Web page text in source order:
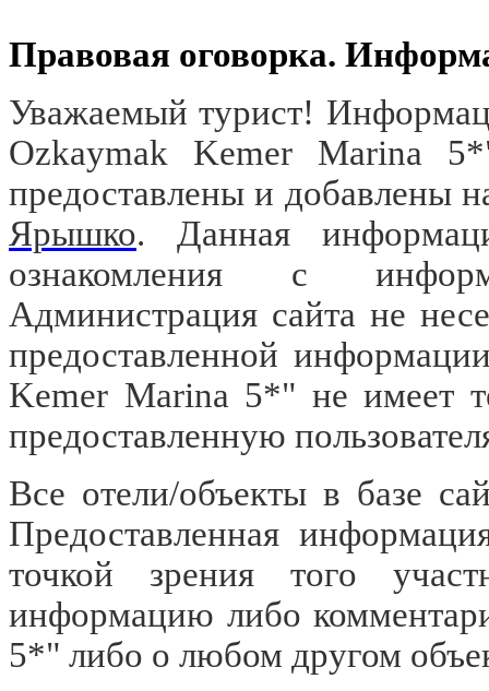
Правовая оговорка.
Уважаемый турист!
Ozkaymak Kemer Marina
предоставлены и добавлены
Ярышко. Данная
ознакомления с
Администрация сайта не
предоставленной
Kemer Marina 5*" не имеет
предоставленную
Все отели/объекты в базе
Предоставленная
точкой зрения того
информацию либо
5*" либо о любом другом